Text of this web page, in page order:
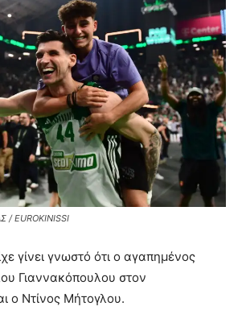
EUROKINISSI
γίνει γνωστό ότι ο αγαπημένος
Γιαννακόπουλου στον
ο Ντίνος Μήτογλου.